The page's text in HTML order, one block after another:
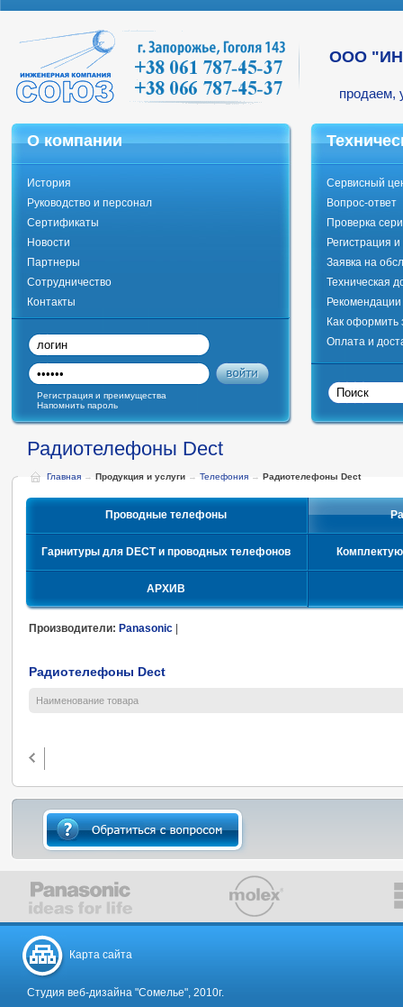
ООО
продаем,
О компании
История
Руководство и персонал
Сертификаты
Новости
Партнеры
Сотрудничество
Контакты
Сервисный
Вопрос-ответ
Проверка
Регистрация
Заявка на
Техническая
Как оформить
Оплата и
Регистрация и преимущества
Напомнить пароль
Радиотелефоны Dect
Главная → Продукция и услуги → Телефония → Радиотелефоны Dect
Проводные телефоны
Гарнитуры для DECT и проводных телефонов
АРХИВ
Производители: Panasonic
Радиотелефоны Dect
Наименование товара
Карта сайта
Студия веб-дизайна "Сомелье", 2010г.